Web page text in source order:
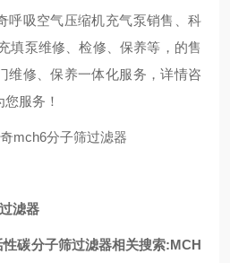
呼吸空气压缩机充气泵销售、科
填泵维修、检修、保养等，的售
维修、保养一体化服务，详情咨
服务！
滤器
碳分子筛过滤器相关搜索:MCH